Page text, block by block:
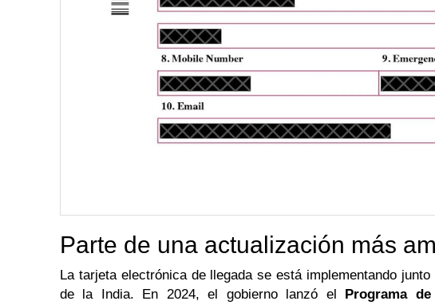
Parte de una actualización más
La tarjeta electrónica de llegada se está implementando
de la India. En 2024, el gobierno lanzó el
Programa